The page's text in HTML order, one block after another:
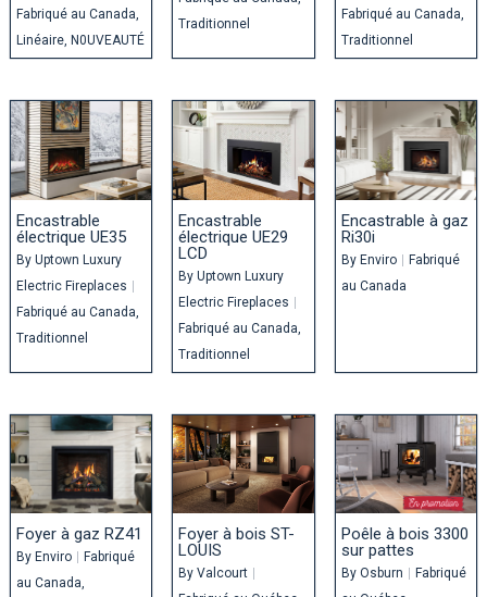
Fabriqué au Canada
Linéaire N0UVEAUTÉ
Traditionnel
Fabriqué au Canada
Traditionnel
Encastrable
électrique UE35
By Uptown Luxury
Electric Fireplaces |
Fabriqué au Canada
Traditionnel
Encastrable
électrique UE29
LCD
ByUptown Luxury
Electric Fireplaces |
Fabriqué au Canada
Traditionnel
Encastrable à gaz
Ri30i
By Enviro | Fabriqué
au Canada
Foyer à gaz RZ41
By Enviro
Fabriqué
au Canada
Foyer à bois ST-
LOUIS
ByValcourt
Poêle à bois 3300
sur pattes
By Osburn
Fabriqué